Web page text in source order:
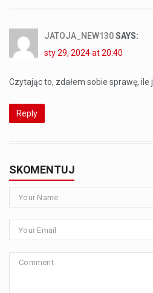
JATOJA_NEW130SAYS:
sty 29, 2024 at 20:40
Czytając to, zdałem sobie sprawę, ile
Reply
SKOMENTUJ